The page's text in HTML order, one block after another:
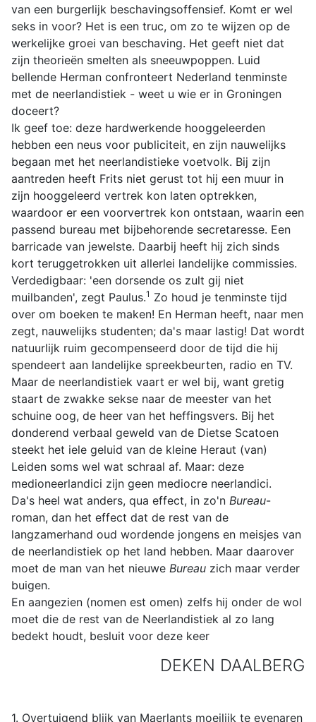
van een burgerlijk beschavingsoffensief. Komt er wel
seks in voor? Het is een truc, om zo te wijzen op de
werkelijke groei van beschaving. Het geeft niet dat
zijn theorieën smelten als sneeuwpoppen. Luid
bellende Herman confronteert Nederland tenminste
met de neerlandistiek - weet u wie er in Groningen
doceert?
Ik geef toe: deze hardwerkende hooggeleerden
hebben een neus voor publiciteit, en zijn nauwelijks
begaan met het neerlandistieke voetvolk. Bij zijn
aantreden heeft Frits niet gerust tot hij een muur in
zijn hooggeleerd vertrek kon laten optrekken,
waardoor er een voorvertrek kon ontstaan, waarin een
passend bureau met bijbehorende secretaresse. Een
barricade van jewelste. Daarbij heeft hij zich sinds
kort teruggetrokken uit allerlei landelijke commissies.
Verdedigbaar: 'een dorsende os zult gij niet
muilbanden', zegt Paulus.1 Zo houd je tenminste tijd
over om boeken te maken! En Herman heeft, naar men
zegt, nauwelijks studenten; da's maar lastig! Dat wordt
natuurlijk ruim gecompenseerd door de tijd die hij
spendeert aan landelijke spreekbeurten, radio en TV.
Maar de neerlandistiek vaart er wel bij, want gretig
staart de zwakke sekse naar de meester van het
schuine oog, de heer van het heffingsvers. Bij het
donderend verbaal geweld van de Dietse Scatoen
steekt het iele geluid van de kleine Heraut (van)
Leiden soms wel wat schraal af. Maar: deze
medioneerlandici zijn geen mediocre neerlandici.
Da's heel wat anders, qua effect, in zo'n Bureau-
roman, dan het effect dat de rest van de
langzamerhand oud wordende jongens en meisjes van
de neerlandistiek op het land hebben. Maar daarover
moet de man van het nieuwe Bureau zich maar verder
buigen.
En aangezien (nomen est omen) zelfs hij onder de wol
moet die de rest van de Neerlandistiek al zo lang
bedekt houdt, besluit voor deze keer
DEKEN DAALBERG
1. Overtuigend blijk van Maerlants moeilijk te evenaren